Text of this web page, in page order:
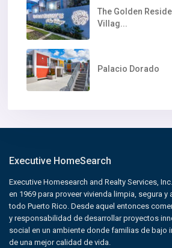
The Golden
Villag...
Palacio Dorado
Executive HomeSearch
Executive Homesearch and Realty Services,
en 1969 para proveer vivienda limpia, segura y
todo Puerto Rico. Desde aquel entonces
y responsabilidad de desarrollar proyectos
social en un ambiente donde familias de bajo
de una mejor calidad de vida.